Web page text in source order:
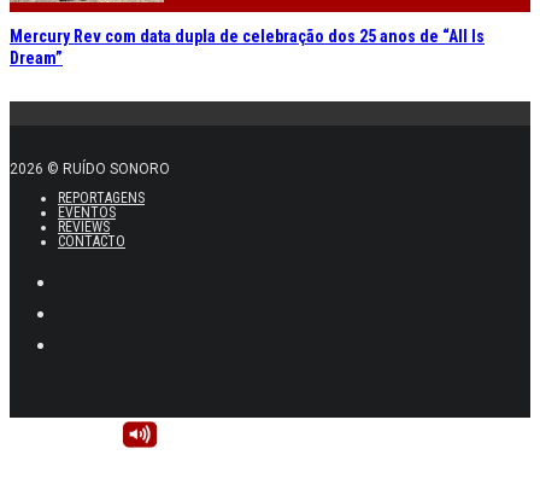
Mercury Rev com data dupla de celebração dos 25 anos de “All Is
Dream”
2026 © RUÍDO SONORO
REPORTAGENS
EVENTOS
REVIEWS
CONTACTO